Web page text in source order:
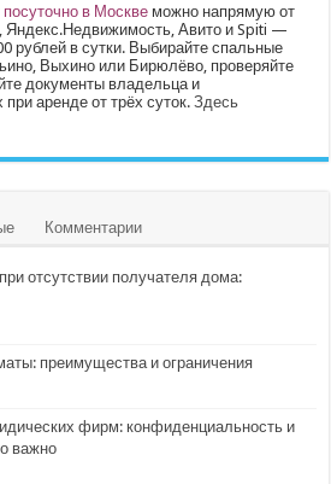
в Москве можно напрямую от
Яндекс.Недвижимость, Авито и Spiti —
рублей в сутки. Выбирайте спальные
Выхино или Бирюлёво, проверяйте
документы владельца и
при аренде от трёх суток.Здесь
Комментарии
отсутствии получателя дома:
преимущества и ограничения
фирм: конфиденциальность и
важно